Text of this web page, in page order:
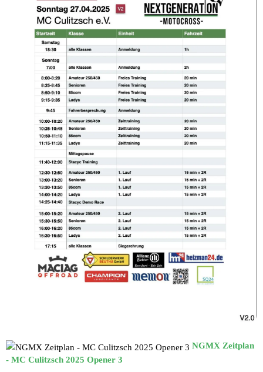
NGMX Zeitplan
- MC Culitzsch 2025 Opener 3